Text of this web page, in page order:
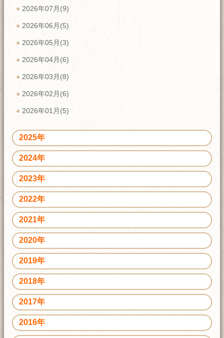
2026年07月(9)
2026年06月(5)
2026年05月(3)
2026年04月(6)
2026年03月(8)
2026年02月(6)
2026年01月(5)
2025年
2024年
2023年
2022年
2021年
2020年
2019年
2018年
2017年
2016年